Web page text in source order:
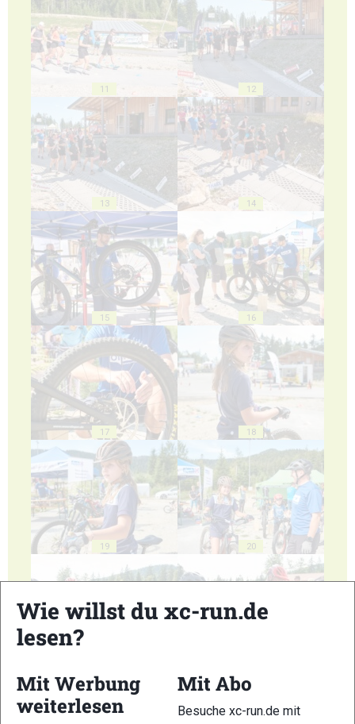
11 12
13 14
15 16
17 18
19 20
Wie willst du xc-run.de
lesen?
Mit Werbung
weiterlesen
Mit Abo
Besuche xc-run.de mit